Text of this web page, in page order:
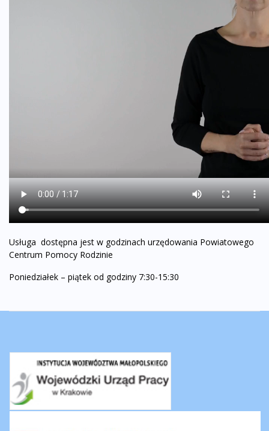
Usługa dostępna jest w godzinach urzędowania Powiatowego
Centrum Pomocy Rodzinie
Poniedziałek – piątek od godziny 7:30-15:30